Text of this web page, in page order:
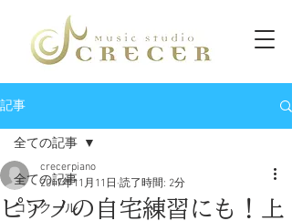
記事
全ての記事
コンクール
全ての記事
ピアノの自宅練習にも！上
crecerpiano
2017年11月11日 読了時間: 2分